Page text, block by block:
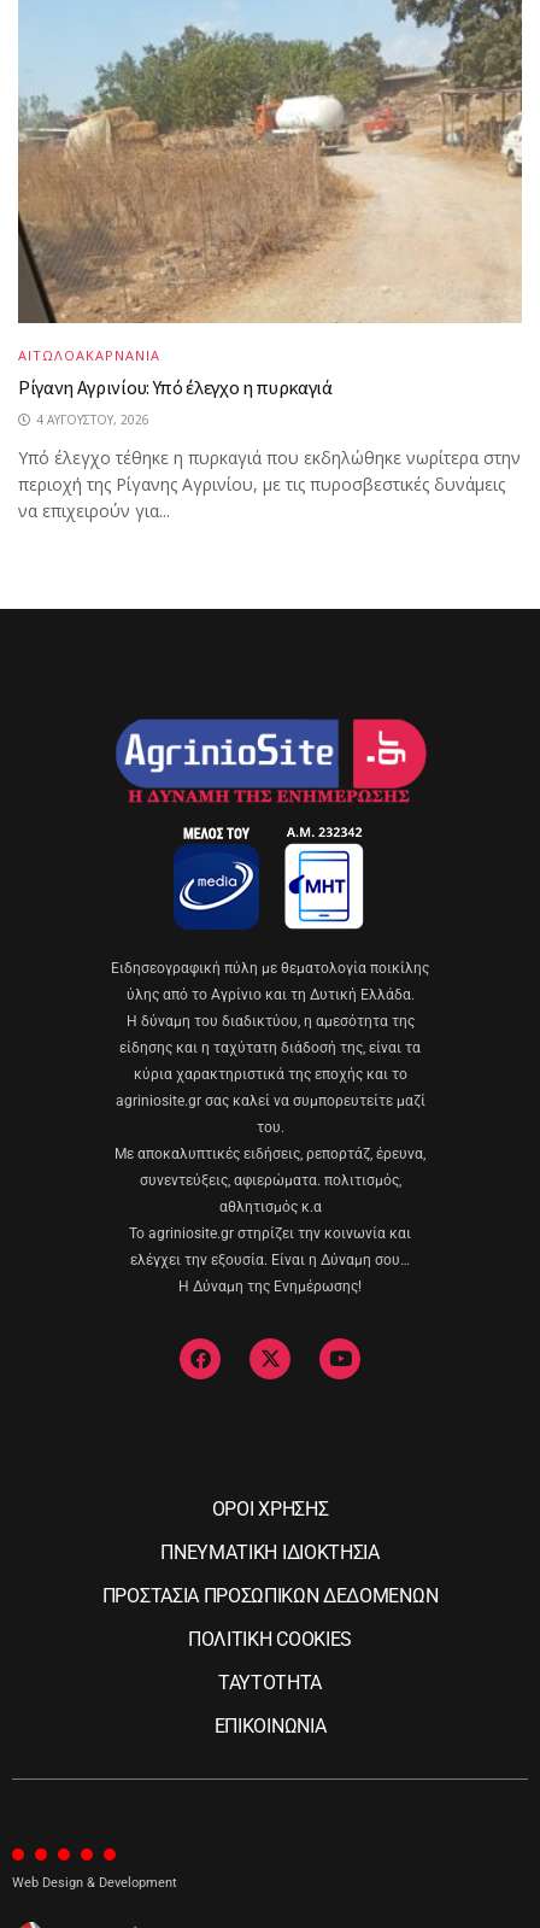
ΑΙΤΩΛΟΑΚΑΡΝΑΝΙΑ
Ρίγανη Αγρινίου: Υπό έλεγχο η πυρκαγιά
4 ΑΥΓΟΎΣΤΟΥ, 2026
Υπό έλεγχο τέθηκε η πυρκαγιά που εκδηλώθηκε νωρίτερα στην
περιοχή της Ρίγανης Αγρινίου, με τις πυροσβεστικές δυνάμεις
να επιχειρούν για...
Eιδησεογραφική πύλη με θεματολογία ποικίλης
ύλης από το Αγρίνιο και τη Δυτική Ελλάδα.
Η δύναμη του διαδικτύου, η αμεσότητα της
είδησης και η ταχύτατη διάδοσή της, είναι τα
κύρια χαρακτηριστικά της εποχής και το
agriniosite.gr σας καλεί να συμπορευτείτε μαζί
του.
Με αποκαλυπτικές ειδήσεις, ρεπορτάζ, έρευνα,
συνεντεύξεις, αφιερώματα. πολιτισμός,
αθλητισμός κ.α
Το agriniosite.gr στηρίζει την κοινωνία και
ελέγχει την εξουσία. Είναι η Δύναμη σου…
Η Δύναμη της Ενημέρωσης!
ΟΡΟΙ ΧΡΗΣΗΣ
ΠΝΕΥΜΑΤΙΚΗ ΙΔΙΟΚΤΗΣΙΑ
ΠΡΟΣΤΑΣΙΑ ΠΡΟΣΩΠΙΚΩΝ ΔΕΔΟΜΕΝΩΝ
ΠΟΛΙΤΙΚΗ COOKIES
ΤΑΥΤΟΤΗΤΑ
ΕΠΙΚΟΙΝΩΝΙΑ
Web Design & Development